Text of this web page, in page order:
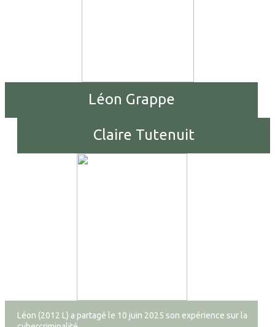
Léon Grappe
Claire Tutenuit
Léon (2012 L) a partagé le 10 juin 2025 son expérience sur la